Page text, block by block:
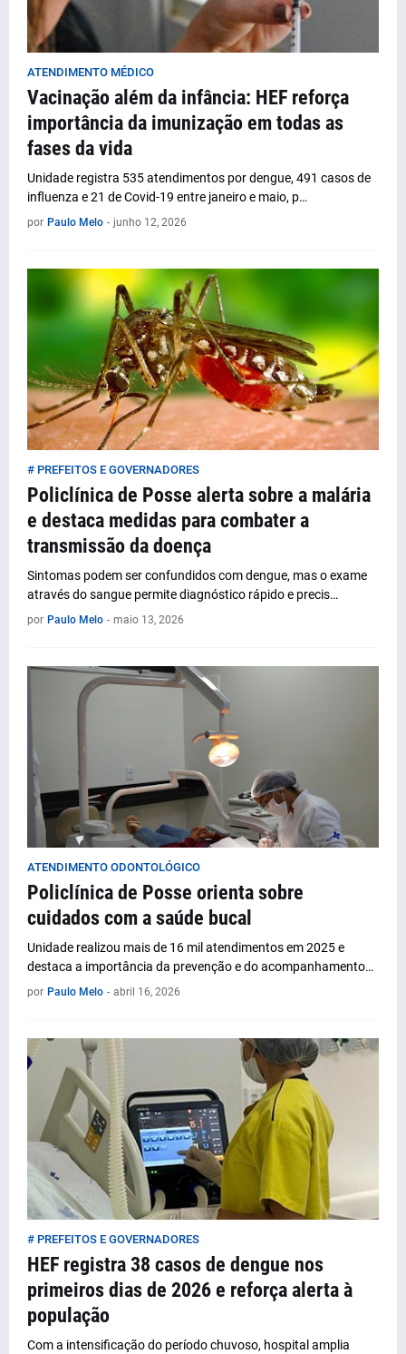
ATENDIMENTO MÉDICO
Vacinação além da infância: HEF reforça
importância da imunização em todas as
fases da vida
Unidade registra 535 atendimentos por dengue, 491 casos de
influenza e 21 de Covid-19 entre janeiro e maio, p…
por Paulo Melo - junho 12, 2026
# PREFEITOS E GOVERNADORES
Policlínica de Posse alerta sobre a malária
e destaca medidas para combater a
transmissão da doença
Sintomas podem ser confundidos com dengue, mas o exame
através do sangue permite diagnóstico rápido e precis…
por Paulo Melo - maio 13, 2026
ATENDIMENTO ODONTOLÓGICO
Policlínica de Posse orienta sobre
cuidados com a saúde bucal
Unidade realizou mais de 16 mil atendimentos em 2025 e
destaca a importância da prevenção e do acompanhamento…
por Paulo Melo - abril 16, 2026
# PREFEITOS E GOVERNADORES
HEF registra 38 casos de dengue nos
primeiros dias de 2026 e reforça alerta à
população
Com a intensificação do período chuvoso, hospital amplia